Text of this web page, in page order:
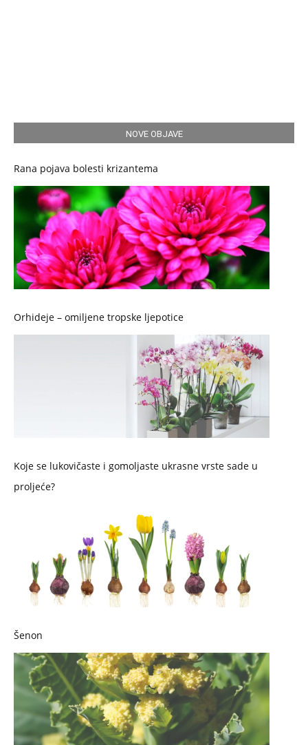
NOVE OBJAVE
Rana pojava bolesti krizantema
Orhideje – omiljene tropske ljepotice
Koje se lukovičaste i gomoljaste ukrasne vrste sade u
proljeće?
Šenon